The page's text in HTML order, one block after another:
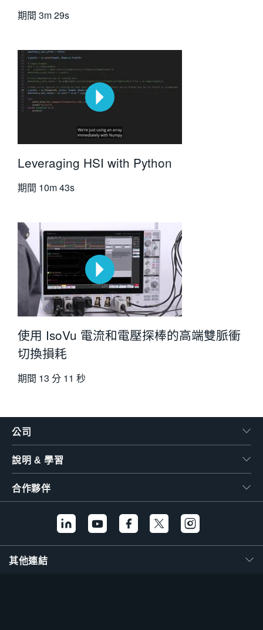
期間 3m 29s
Leveraging HSI with Python
期間 10m 43s
使用 IsoVu 電流和電壓探棒的高端雙脈衝
切換損耗
期間 13 分 11 秒
公司
說明 & 學習
合作夥伴
其他連結